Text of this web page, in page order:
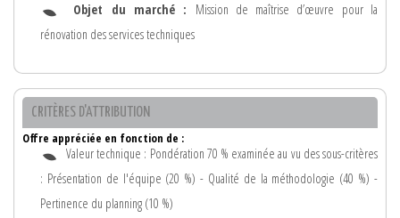
Objet du marché : Mission de maîtrise d’œuvre pour la
rénovation des services techniques
CRITÈRES D'ATTRIBUTION
Offre appréciée en fonction de :
Valeur technique : Pondération 70 % examinée au vu des sous-critères
: Présentation de l'équipe (20 %) - Qualité de la méthodologie (40 %) -
Pertinence du planning (10 %)